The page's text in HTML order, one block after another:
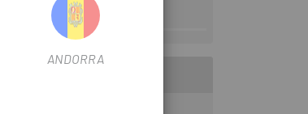
ANDORRA